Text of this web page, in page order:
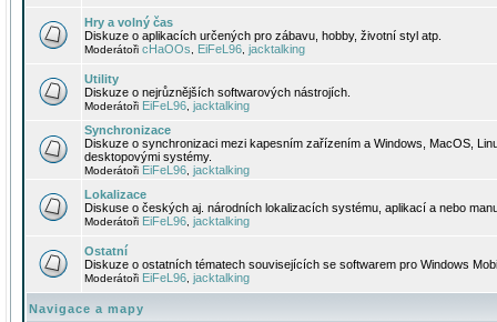
Hry a volný čas
Diskuze o aplikacích určených pro zábavu, hobby, životní styl atp.
Moderátoři cHaOOs EiFeL96 jacktalking
Utility
Diskuze o nejrůznějších softwarových nástrojích.
Moderátoři EiFeL96 jacktalking
Synchronizace
Diskuze o synchronizaci mezi kapesním zařízením a Windows, MacOS,
desktopovými systémy.
Moderátoři EiFeL96 jacktalking
Lokalizace
Diskuse o českých aj. národních lokalizacích systému, aplikací a nebo
Moderátoři EiFeL96 jacktalking
Ostatní
Diskuze o ostatních tématech souvisejících se softwarem pro Windows
Moderátoři EiFeL96 jacktalking
Navigace a mapy